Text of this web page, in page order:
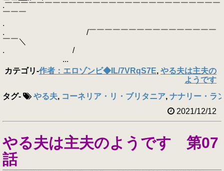
.￣￣￣￣￣￣￣￣￣￣￣￣￣￣￣￣￣￣￣￣￣￣￣￣￣￣￣
￣￣￣
.
. /￣￣￣￣￣￣￣￣￣￣￣￣￣￣￣￣
￣￣＼
. /
...
カテゴリ-作者：エロゾンビ◆IL/7VRqS7E, やる夫は主夫の
ようです
タグ- やる夫, コーネリア・リ・ブリタニア, ナナリー・ラ
2021/12/12
やる夫は主夫のようです 第07
話